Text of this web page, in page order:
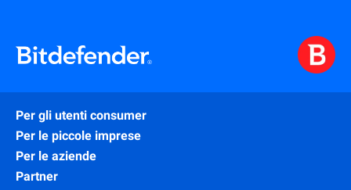
Per gli utenti consumer
Per le piccole imprese
Per le aziende
Partner